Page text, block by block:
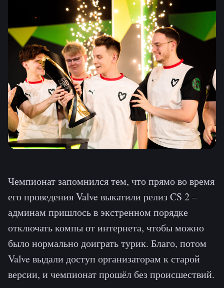
Чемпионат запомнился тем, что прямо во время
его проведения Valve выкатили релиз CS 2 –
админам пришлось в экстренном порядке
отключать компы от интернета, чтобы можно
было нормально доиграть турик. Благо, потом
Valve выдали доступ организаторам к старой
версии, и чемпионат прошёл без происшествий.